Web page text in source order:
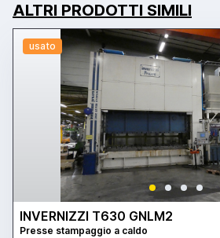
ALTRI PRODOTTI SIMILI
usato
INVERNIZZI T630 GNLM2
Presse stampaggio a caldo